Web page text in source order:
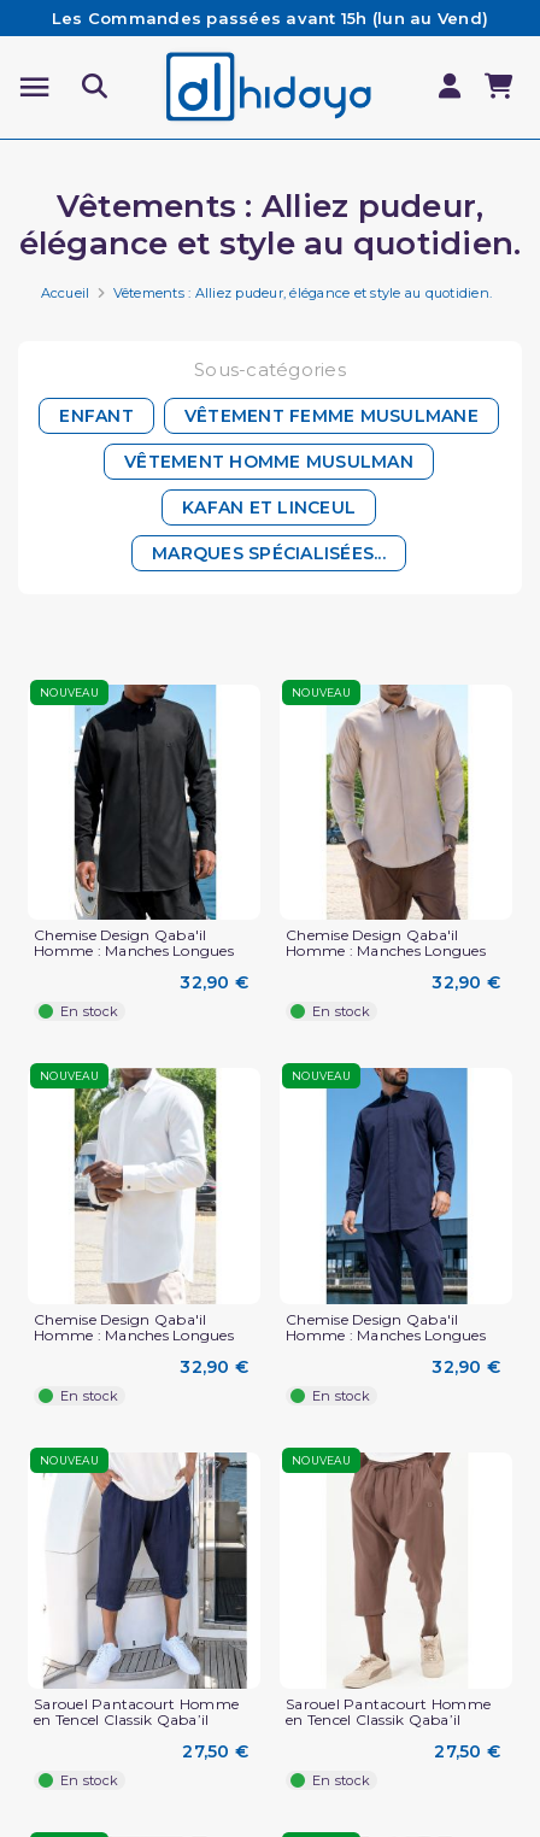
Les Commandes passées avant 15h (lun au Vend)
sont préparées et expédiées le jour même
Besoin d'aide ? Retrouvez notre FAQ
Livraison offerte à partir de 65€ d'achat*
Vêtements : Alliez pudeur,
élégance et style au quotidien.
Accueil Vêtements : Alliez pudeur, élégance et style au quotidien.
Sous-catégories
ENFANT VÊTEMENT FEMME MUSULMANE
VÊTEMENT HOMME MUSULMAN
KAFAN ET LINCEUL
MARQUES SPÉCIALISÉES...
NOUVEAU
Chemise Design Qaba'il
Homme : Manches Longues
32,90 €
En stock
NOUVEAU
Chemise Design Qaba'il
Homme : Manches Longues
32,90 €
En stock
NOUVEAU
Chemise Design Qaba'il
Homme : Manches Longues
32,90 €
En stock
NOUVEAU
Chemise Design Qaba'il
Homme : Manches Longues
32,90 €
En stock
NOUVEAU
Sarouel Pantacourt Homme
en Tencel Classik Qaba’il
27,50 €
En stock
NOUVEAU
Sarouel Pantacourt Homme
en Tencel Classik Qaba’il
27,50 €
En stock